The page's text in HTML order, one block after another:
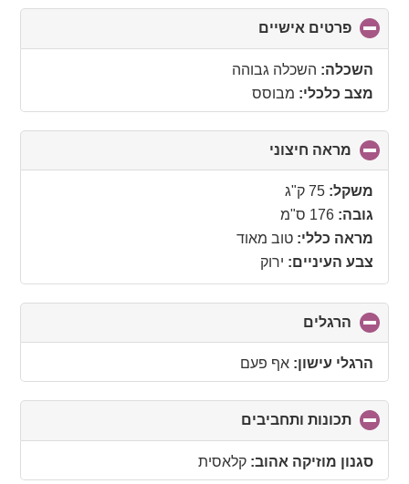
פרטים אישיים
to
collapse
השכלה: השכלה גבוהה
מצב כלכלי: מבוסס
מראה חיצוני
to
משקל: 75 ק"ג
גובה: 176 ס"מ
מראה כללי: טוב מאוד
צבע העיניים: ירוק
הרגלים
to
collapseהרגלי עישון: אף פעם
תכונות ותחביבים
to
collapse
contents
סגנון מוזיקה אהוב: קלאסית